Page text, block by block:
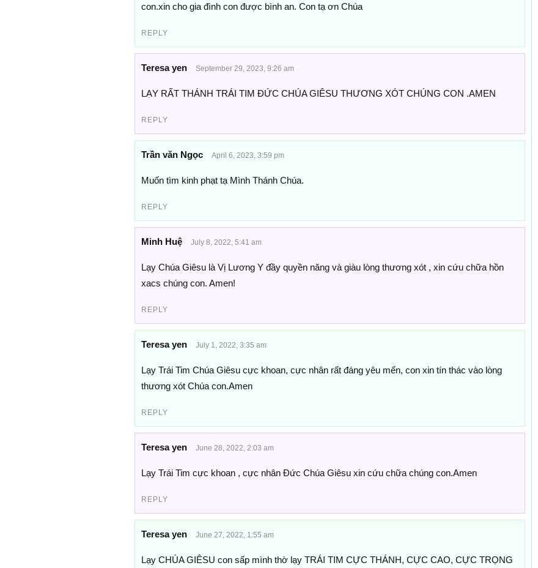
con.xin cho gia đình con được bình an. Con tạ ơn Chúa
REPLY
Teresa yen September 29, 2023, 9:26 am
LẠY RẤT THÁNH TRÁI TIM ĐỨC CHÚA GIÊSU THƯƠNG XÓT CHÚNG CON .AMEN
REPLY
Trần văn Ngọc April 6, 2023, 3:59 pm
Muốn tìm kinh phạt tạ Mình Thánh Chúa.
REPLY
Minh Huệ July 8, 2022, 5:41 am
Lạy Chúa Giêsu là Vị Lương Y đầy quyền năng và giàu lòng thương xót , xin cứu chữa hồn
xacs chúng con. Amen!
REPLY
Teresa yen July 1, 2022, 3:35 am
Lạy Trái Tim Chúa Giêsu cực khoan, cực nhân rất đáng yêu mến, con xin tín thác vào lòng
thương xót Chúa con.Amen
REPLY
Teresa yen June 28, 2022, 2:03 am
Lạy Trái Tim cực khoan , cực nhân Đức Chúa Giêsu xin cứu chữa chúng con.Amen
REPLY
Teresa yen June 27, 2022, 1:55 am
Lạy CHÚA GIÊSU con sấp mình thờ lạy TRÁI TIM CỰC THÁNH, CỰC CAO, CỰC TRỌNG